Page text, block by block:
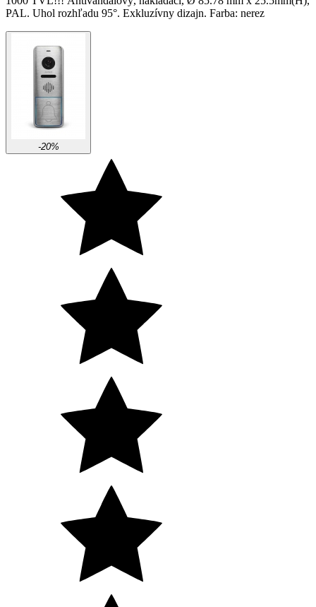
PAL. Uhol rozhľadu 95°. Exkluzívny dizajn. Farba: nerez
-20%